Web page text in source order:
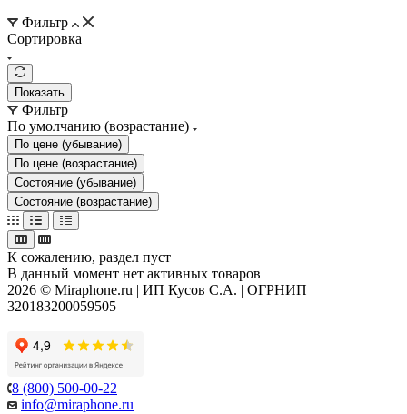
Фильтр
Сортировка
Показать
Фильтр
По умолчанию (возрастание)
По цене (убывание)
По цене (возрастание)
Состояние (убывание)
Состояние (возрастание)
К сожалению, раздел пуст
В данный момент нет активных товаров
2026 © Miraphone.ru | ИП Кусов С.А. | ОГРНИП
320183200059505
8 (800) 500-00-22
info@miraphone.ru